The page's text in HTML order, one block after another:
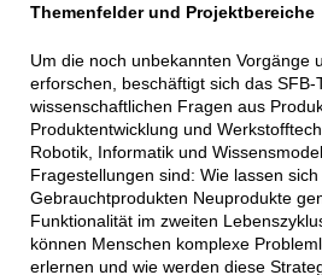
Themenfelder und Projektbereiche
Um die noch unbekannten Vorgänge
erforschen, beschäftigt sich das SFB-
wissenschaftlichen Fragen aus
Produktentwicklung und
Robotik, Informatik und
Fragestellungen sind: Wie lassen
Gebrauchtprodukten Neuprodukte
Funktionalität im zweiten
können Menschen komplexe
erlernen und wie werden diese